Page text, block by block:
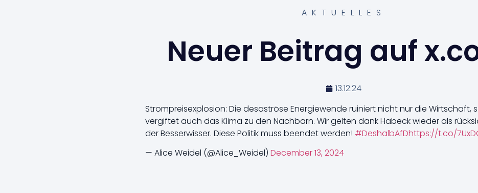
AKTUELLES
Neuer Beitrag auf
13.12.24
Strompreisexplosion: Die desaströse Energiewende ruiniert nicht nur die Wirtschaft,
vergiftet auch das Klima zu den Nachbarn. Wir gelten dank Habeck wieder als
der Besserwisser. Diese Politik muss beendet werden! #DeshalbAfDhttps://t.co/
— Alice Weidel (@Alice_Weidel) December 13, 2024